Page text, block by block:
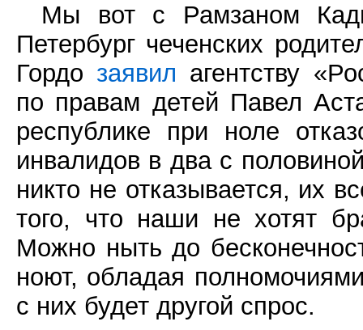
Мы вот с Рамзаном
Петербург чеченских
Гордо заявил агентству
по правам детей Павел
республике при ноле
инвалидов в два с
никто не отказывается, их
того, что наши не хотят
Можно ныть до
ноют, обладая
с них будет другой спрос.